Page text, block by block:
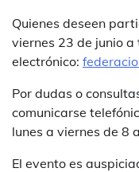
Quienes deseen
viernes 23 de junio
electrónico:
Por dudas o
comunicarse
lunes a viernes de 8
El evento es